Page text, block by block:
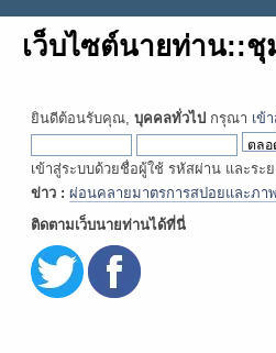
เว็บไซต์นายท่าน::
ยินดีต้อนรับคุณ, บุคคลทั่วไป กรุณา เข้
เข้าสู่ระบบด้วยชื่อผู้ใช้ รหัสผ่าน และระ
ข่าว : ผ่อนคลายมาตรการสปอยและภา
ติดตามเว็บนายท่านได้ที่นี่